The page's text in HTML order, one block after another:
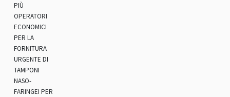
PIÙ
OPERATORI
ECONOMICI
PER LA
FORNITURA
URGENTE DI
TAMPONI
NASO-
FARINGEI PER